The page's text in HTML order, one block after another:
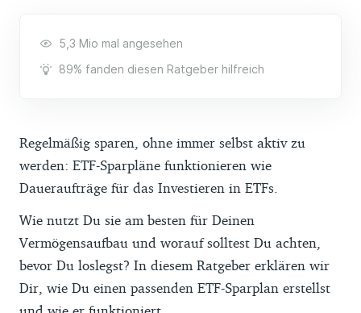
5,3 Mio mal angesehen
89% fanden diesen Ratgeber hilfreich
Regelmäßig sparen, ohne immer selbst aktiv zu
werden: ETF-Sparpläne funktionieren wie
Daueraufträge für das Investieren in ETFs.
Wie nutzt Du sie am besten für Deinen
Vermögensaufbau und worauf solltest Du achten,
bevor Du loslegst? In diesem Ratgeber erklären wir
Dir, wie Du einen passenden ETF-Sparplan erstellst